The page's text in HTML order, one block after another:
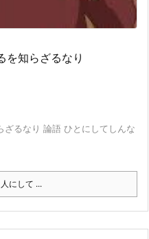
を知らざるなり
ざるなり 論語 ひとにしてしんな
人にして ...